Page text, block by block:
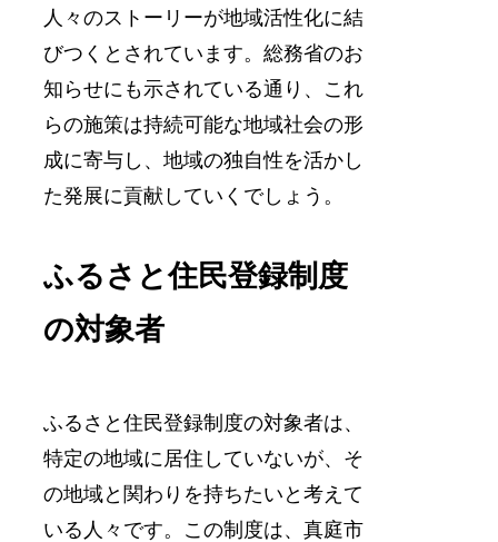
人々のストーリーが地域活性化に結
びつくとされています。総務省のお
知らせにも示されている通り、これ
らの施策は持続可能な地域社会の形
成に寄与し、地域の独自性を活かし
た発展に貢献していくでしょう。
ふるさと住民登録制度
の対象者
ふるさと住民登録制度の対象者は、
特定の地域に居住していないが、そ
の地域と関わりを持ちたいと考えて
いる人々です。この制度は、真庭市